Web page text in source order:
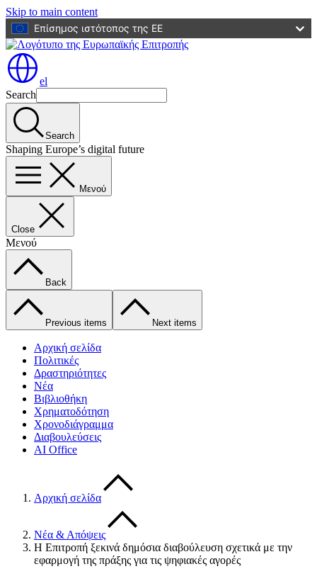
Skip to main content
Επίσημος ιστότοπος της ΕΕ
el
Search
Search
Shaping Europe’s digital future
Μενού
Close
Μενού
Back
Previous items Next items
Αρχική σελίδα
Πολιτικές
Δραστηριότητες
Νέα
Βιβλιοθήκη
Χρηματοδότηση
Χρονοδιάγραμμα
Διαβουλεύσεις
AI Office
Αρχική σελίδα
Νέα & Απόψεις
Η Επιτροπή ξεκινά δημόσια διαβούλευση σχετικά με την
εφαρμογή της πράξης για τις ψηφιακές αγορές